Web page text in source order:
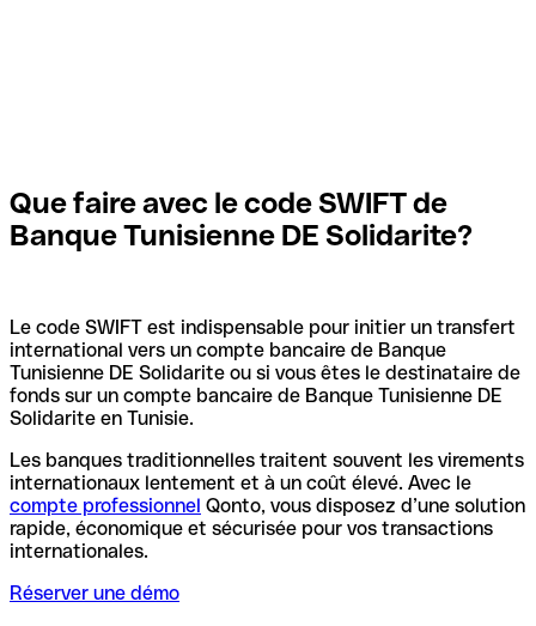
Que faire avec le code SWIFT de
Banque Tunisienne DE Solidarite?
Le code SWIFT est indispensable pour initier un transfert
international vers un compte bancaire de Banque
Tunisienne DE Solidarite ou si vous êtes le destinataire de
fonds sur un compte bancaire de Banque Tunisienne DE
Solidarite en Tunisie.
Les banques traditionnelles traitent souvent les virements
internationaux lentement et à un coût élevé. Avec le
compte professionnel Qonto, vous disposez d’une solution
rapide, économique et sécurisée pour vos transactions
internationales.
Réserver une démo